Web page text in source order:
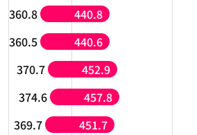
360.8 440.8
360.5 440.6
370.7 452.9
374.6 457.8
369.7 451.7